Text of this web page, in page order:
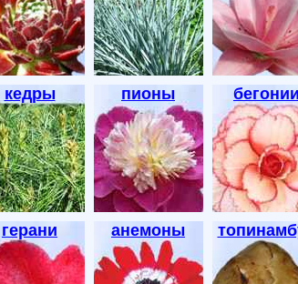
кедры пионы бегонии
герани анемоны